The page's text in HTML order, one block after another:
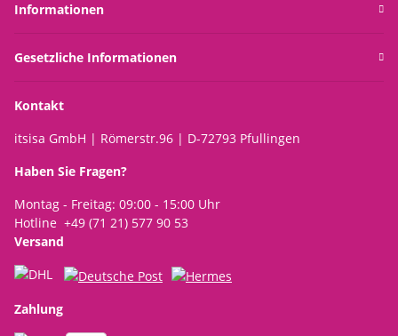
Informationen
Gesetzliche Informationen
Kontakt
itsisa GmbH | Römerstr.96 | D-72793 Pfullingen
Haben Sie Fragen?
Montag - Freitag: 09:00 - 15:00 Uhr
Hotline +49 (71 21) 577 90 53
Versand
Zahlung